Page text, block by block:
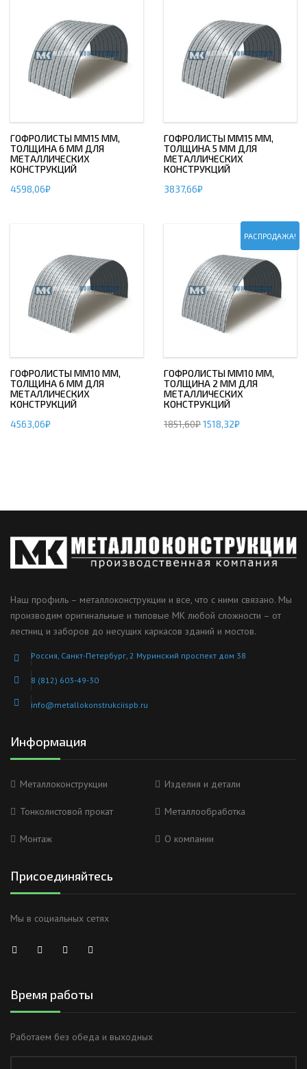
ГОФРОЛИСТЫ ММ15 ММ,
ТОЛЩИНА 6 ММ ДЛЯ
МЕТАЛЛИЧЕСКИХ
КОНСТРУКЦИЙ
4598,06₽
ГОФРОЛИСТЫ ММ15 ММ,
ТОЛЩИНА 5 ММ ДЛЯ
МЕТАЛЛИЧЕСКИХ
КОНСТРУКЦИЙ
3837,66₽
ГОФРОЛИСТЫ ММ10 ММ,
ТОЛЩИНА 6 ММ ДЛЯ
МЕТАЛЛИЧЕСКИХ
КОНСТРУКЦИЙ
4563,06₽
РАСПРОДАЖА!
ГОФРОЛИСТЫ ММ10 ММ,
ТОЛЩИНА 2 ММ ДЛЯ
МЕТАЛЛИЧЕСКИХ
КОНСТРУКЦИЙ
1851,60₽1518,32₽
Наш профиль – металлоконструкции и все, что с ними связано. Мы
производим оригинальные и типовые МК любой сложности – от
лестниц и заборов до несущих каркасов зданий и мостов.
Россия, Санкт-Петербург, 2 Муринский проспект дом 38
8 (812) 603-49-30
info@metallokonstrukciispb.ru
Информация
Металлоконструкции Изделия и детали
Тонколистовой прокат Металлообработка
Монтаж О компании
Присоединяйтесь
Мы в социальных сетях
Время работы
Работаем без обеда и выходных